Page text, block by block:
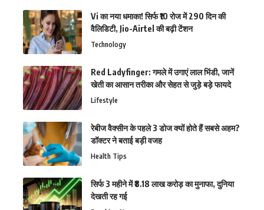
Vi का नया धमाका! सिर्फ ₹10 रोज में 290 दिन की
वैलिडिटी, Jio-Airtel की बढ़ी टेंशन
Technology
Red Ladyfinger: गमले में उगाएं लाल भिंडी, जानें
खेती का आसान तरीका और सेहत से जुड़े बड़े फायदे
Lifestyle
रेबीज वैक्सीन के पहले 3 डोज क्यों होते हैं सबसे अहम?
डॉक्टर ने बताई बड़ी वजह
Health Tips
सिर्फ 3 महीने में ₹8.18 लाख करोड़ का मुनाफा, दुनिया
देखती रह गई